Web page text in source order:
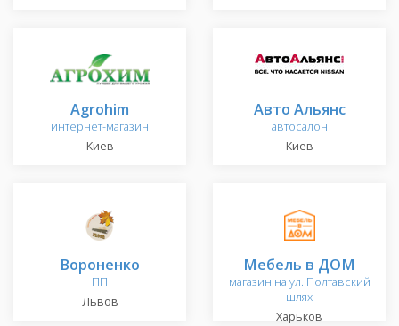
Agrohim
интернет-магазин
Киев
Авто Альянс
автосалон
Киев
Вороненко
ПП
Львов
Мебель в ДОМ
магазин на ул. Полтавский
шлях
Харьков